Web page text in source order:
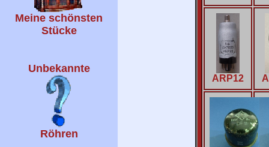
Meine schönsten
Stücke
Unbekannte
Röhren
ARP12